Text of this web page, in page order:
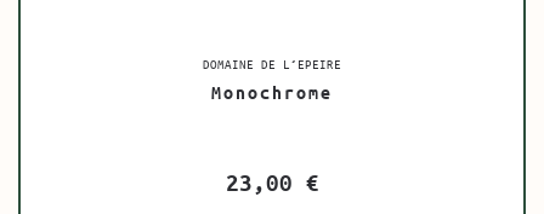
DOMAINE DE L’EPEIRE
Monochrome
23,00 €